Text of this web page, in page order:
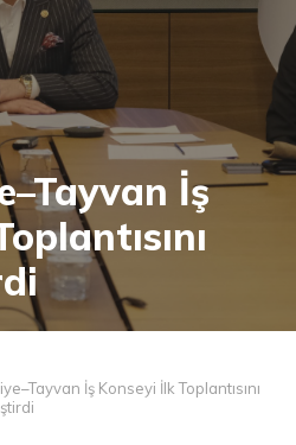
İş
İş Konseyi İlk Toplantısını